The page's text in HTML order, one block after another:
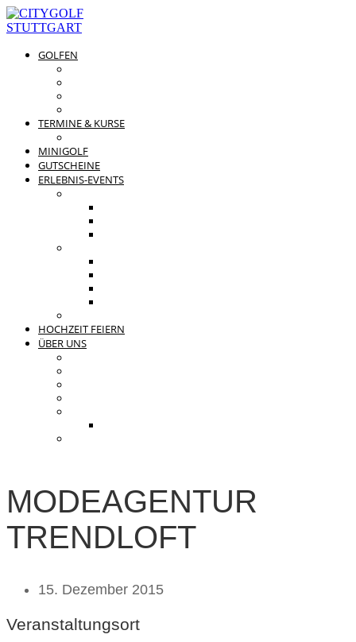
GOLFEN
TERMINE & KURSE
MINIGOLF
GUTSCHEINE
ERLEBNIS-EVENTS
HOCHZEIT FEIERN
ÜBER UNS
MODEAGENTUR
TRENDLOFT
15. Dezember 2015
Veranstaltungsort